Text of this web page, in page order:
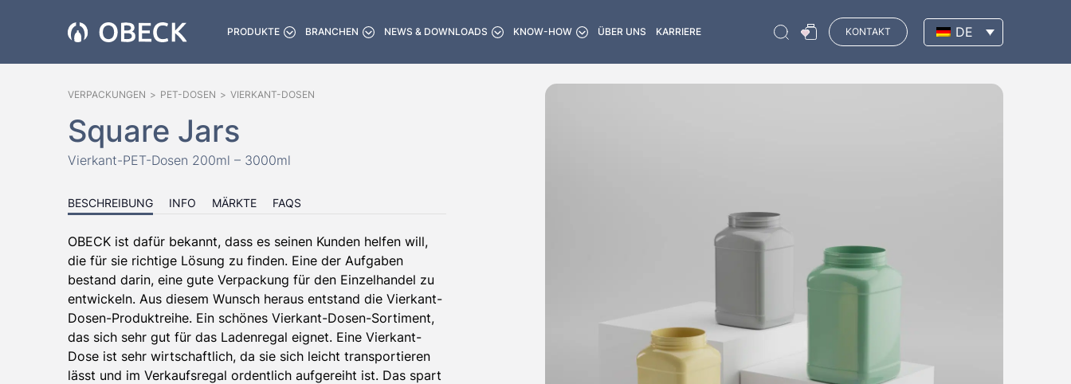
PRODUKTE BRANCHEN NEWS & DOWNLOADS KNOW-HOW ÜBER UNS KARRIERE KONTAKT DE
VERPACKUNGEN > PET-DOSEN > VIERKANT-DOSEN
Square Jars
Vierkant-PET-Dosen 200ml – 3000ml
BESCHREIBUNG INFO MÄRKTE FAQS
OBECK ist dafür bekannt, dass es seinen Kunden helfen will,
die für sie richtige Lösung zu finden. Eine der Aufgaben
bestand darin, eine gute Verpackung für den Einzelhandel zu
entwickeln. Aus diesem Wunsch heraus entstand die Vierkant-
Dosen-Produktreihe. Ein schönes Vierkant-Dosen-Sortiment,
das sich sehr gut für das Ladenregal eignet. Eine Vierkant-
Dose ist sehr wirtschaftlich, da sie sich leicht transportieren
lässt und im Verkaufsregal ordentlich aufgereiht ist. Das spart